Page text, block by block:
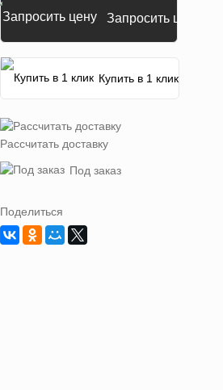
Запросить цену
Купить в 1 клик
Рассчитать доставку
Под заказ
Поделиться